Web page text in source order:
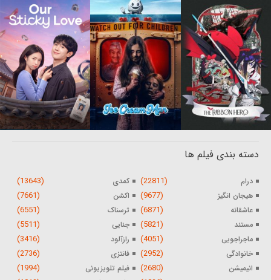
دسته بندی فیلم ها
درام (22811) کمدی (13643)
هیجان انگیز (9677) اکشن (7661)
عاشقانه (6871) ترسناک (6551)
مستند (5821) جنایی (5511)
ماجراجویی (4051) رازآلود (3416)
خانوادگی (2952) فانتزی (2736)
انیمیشن (2680) فیلم تلویزیونی (1994)